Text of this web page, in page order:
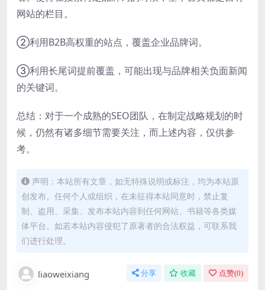
网站的栏目。
②利用B2B高权重的站点，覆盖企业品牌词。
③利用长尾词提前覆盖，可能出现与品牌相关负面新闻
的关键词。
总结：对于一个成熟的SEO团队，在制定战略规划的时
候，仍然有诸多细节需要关注，而上述内容，仅供参
考。
声明：本站所有文章，如无特殊说明或标注，均为本站原
创发布。任何个人或组织，在未征得本站同意时，禁止复
制、盗用、采集、发布本站内容到任何网站、书籍等各类媒
体平台。如若本站内容侵犯了原著者的合法权益，可联系我
们进行处理。
liaoweixiang 分享 收藏 点赞(0)